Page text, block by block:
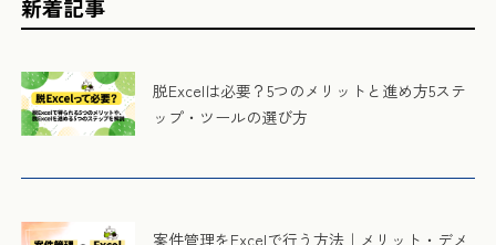
新着記事
脱Excelは必要？5つのメリットと進め方5ステ
ップ・ツールの選び方
案件管理をExcelで行う方法｜メリット・デメ